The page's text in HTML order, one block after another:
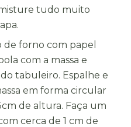
tudo muito
forno com papel
com a massa e
tabuleiro. Espalhe e
em forma circular
de altura. Faça um
cerca de 1 cm de